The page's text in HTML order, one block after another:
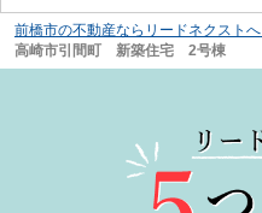
前橋市の不動産ならリードネクストへ
高崎市引間町 新築住宅 2号棟